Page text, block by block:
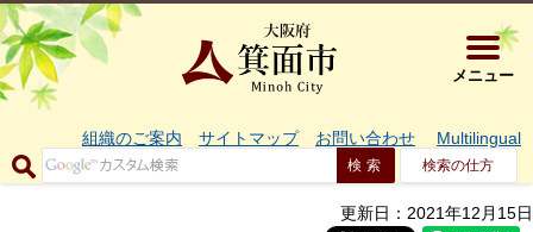
大阪府箕
メニュー
組織のご案内 サイトマップ お問い合わせ Multilingual
検索の仕方
更新日：2021年12月15日